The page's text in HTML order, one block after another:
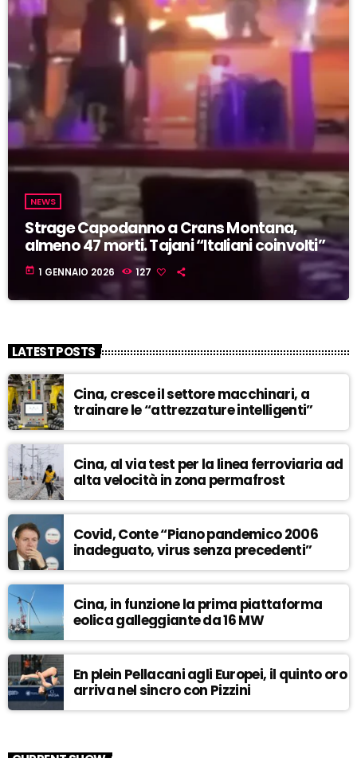
NEWS
Strage Capodanno a Crans Montana,
almeno 47 morti. Tajani “Italiani coinvolti”
today 1 GENNAIO 2026 127
LATEST POSTS
Cina, cresce il settore macchinari, a
trainare le “attrezzature intelligenti”
Cina, al via test per la linea ferroviaria ad
alta velocità in zona permafrost
Covid, Conte “Piano pandemico 2006
inadeguato, virus senza precedenti”
Cina, in funzione la prima piattaforma
eolica galleggiante da 16 MW
En plein Pellacani agli Europei, il quinto oro
arriva nel sincro con Pizzini